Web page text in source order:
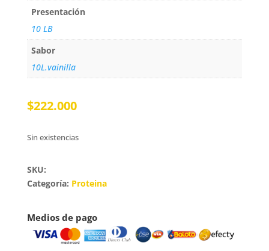
Presentación
10 LB
Sabor
10L.vainilla
$222.000
Sin existencias
SKU:
Categoría: Proteina
Medios de pago